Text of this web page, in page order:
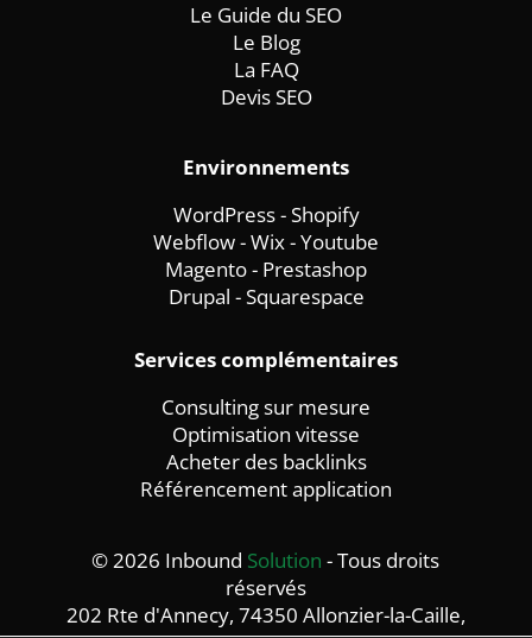
Le Guide du SEO
Le Blog
La FAQ
Devis SEO
Environnements
WordPress-Shopify
Webflow-Wix -Youtube
Magento- Prestashop
Drupal -Squarespace
Services complémentaires
Consulting sur mesure
Optimisation vitesse
Acheter des backlinks
Référencement application
© 2026 Inbound Solution - Tous droits
réservés
202 Rte d'Annecy, 74350 Allonzier-la-Caille,